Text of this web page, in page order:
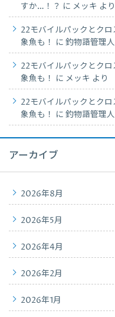
すか…！？ に メッキ より
22モバイルパックとク
象魚も！
に 釣物語管理
22モバイルパックとク
象魚も！
に メッキ より
22モバイルパックとク
象魚も！
に 釣物語管理
アーカイブ
2026年8月
2026年5月
2026年4月
2026年2月
2026年1月